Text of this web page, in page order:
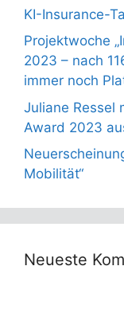
KI-Insurance-
Projektwoche
2023 – nach
immer noch
Juliane Ressel
Award 2023
Mobilität“
Neueste